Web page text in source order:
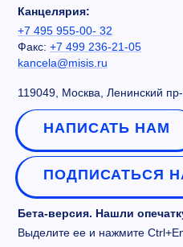
Канцелярия:
+7 495 955-00- 32
Факс: +7 499 236-21-05
kancela@misis.ru
119049, Москва, Ленинский пр-
НАПИСАТЬ НАМ
ПОДПИСАТЬСЯ
Бета-версия. Нашли
Выделите ее и нажмите